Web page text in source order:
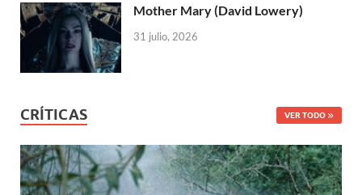
Mother Mary (David Lowery)
31 julio, 2026
CRÍTICAS VER TODO